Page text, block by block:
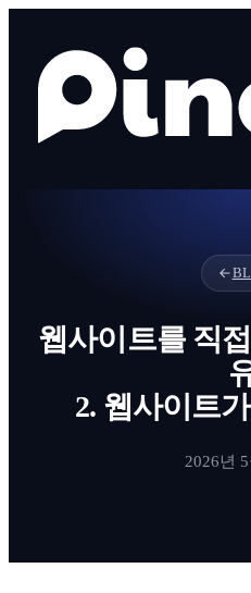
웹사이트를 직
2. 웹사이트
2026년